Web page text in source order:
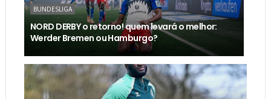
BUNDESLIGA
NORD DERBY o retorno! quem levará o melhor:
Werder Bremen ou Hamburgo?